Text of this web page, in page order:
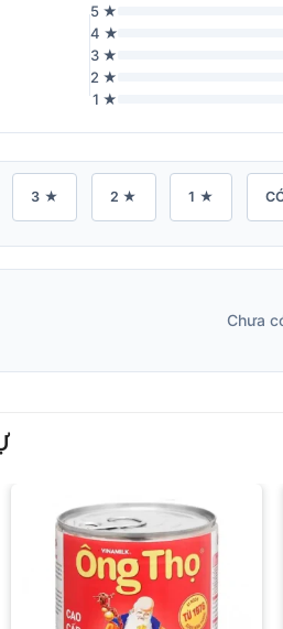
5 ★
4 ★
3 ★
2 ★
1 ★
3 ★ 2 ★ 1 ★
Chưa